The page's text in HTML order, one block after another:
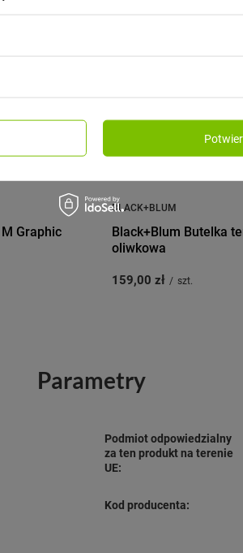
Graphic
BLACK+BLUM
Black+Blum Butelka
oliwkowa
159,00 zł / szt.
Parametry
Podmiot odpowiedzialny
za ten produkt na terenie
UE:
Kod producenta: